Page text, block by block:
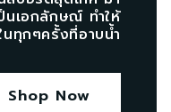
นเอกลักษณ์ ทำให้
ทุกๆครั้งที่อาบน้ำ
Shop Now